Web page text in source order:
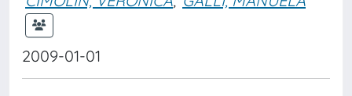
2009-01-01